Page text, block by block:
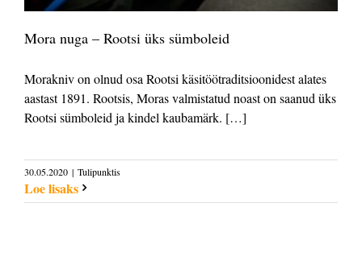
Mora nuga – Rootsi üks sümboleid
Morakniv on olnud osa Rootsi käsitöötraditsioonidest alates
aastast 1891. Rootsis, Moras valmistatud noast on saanud üks
Rootsi sümboleid ja kindel kaubamärk. […]
30.05.2020 | Tulipunktis
Loe lisaks